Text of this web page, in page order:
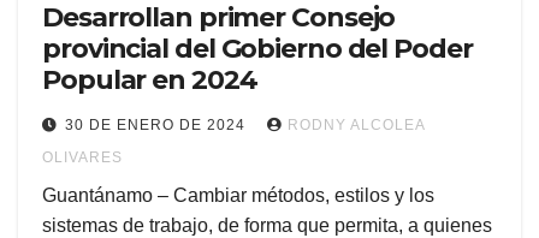
Desarrollan primer Consejo
provincial del Gobierno del Poder
Popular en 2024
30 DE ENERO DE 2024
RODNY ALCOLEA
OLIVARES
Guantánamo – Cambiar métodos, estilos y los
sistemas de trabajo, de forma que permita, a quienes